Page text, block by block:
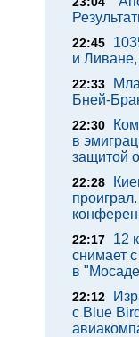
22:45
и
22:33
Бней-
22:30
в
защитой
22:28
22:17
12
снимает
в
22:12
с Blue